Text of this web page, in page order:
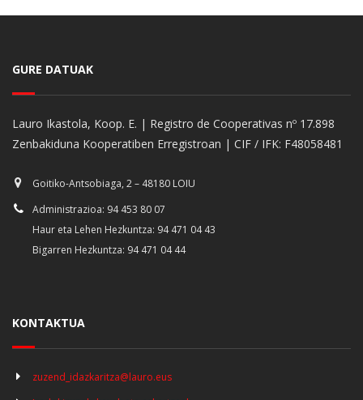
GURE DATUAK
Lauro Ikastola, Koop. E. | Registro de Cooperativas nº 17.898
Zenbakiduna Kooperatiben Erregistroan | CIF / IFK: F48058481
Goitiko-Antsobiaga, 2 – 48180 LOIU
Administrazioa: 94 453 80 07
Haur eta Lehen Hezkuntza: 94 471 04 43
Bigarren Hezkuntza: 94 471 04 44
KONTAKTUA
zuzend_idazkaritza@lauro.eus